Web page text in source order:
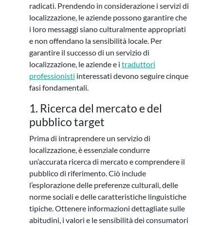
radicati. Prendendo in considerazione i servizi di
localizzazione, le aziende possono garantire che
i loro messaggi siano culturalmente appropriati
e non offendano la sensibilità locale. Per
garantire il successo di un servizio di
localizzazione, le aziende e i traduttori
professionisti interessati devono seguire cinque
fasi fondamentali.
1. Ricerca del mercato e del
pubblico target
Prima di intraprendere un servizio di
localizzazione, è essenziale condurre
un’accurata ricerca di mercato e comprendere il
pubblico di riferimento. Ciò include
l’esplorazione delle preferenze culturali, delle
norme sociali e delle caratteristiche linguistiche
tipiche. Ottenere informazioni dettagliate sulle
abitudini, i valori e le sensibilità dei consumatori